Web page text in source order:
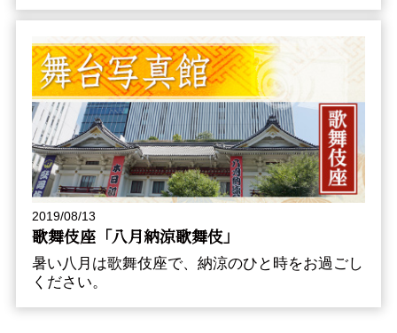
2019/08/13
歌舞伎座「八月納涼歌舞伎」
暑い八月は歌舞伎座で、納涼のひと時をお過ごし
ください。